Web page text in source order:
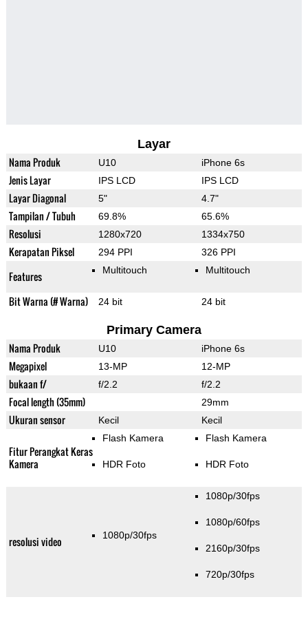
Layar
Nama Produk U10 iPhone 6s
Jenis Layar IPS LCD IPS LCD
Layar Diagonal 5" 4.7"
Tampilan / Tubuh 69.8% 65.6%
Resolusi 1280x720 1334x750
Kerapatan Piksel 294 PPI 326 PPI
Features Multitouch Multitouch
Bit Warna (# Warna) 24 bit 24 bit
Primary Camera
Nama Produk U10 iPhone 6s
Megapixel 13-MP 12-MP
bukaan f/ f/2.2 f/2.2
Focal length (35mm) 29mm
Ukuran sensor Kecil Kecil
Fitur Perangkat Keras
Kamera
Flash Kamera
HDR Foto
Flash Kamera
HDR Foto
resolusi video 1080p/30fps
1080p/30fps
1080p/60fps
2160p/30fps
720p/30fps